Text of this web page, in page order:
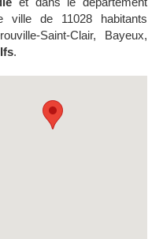
ville de 11028 habitants
Saint-Clair, Bayeux,
Ifs.